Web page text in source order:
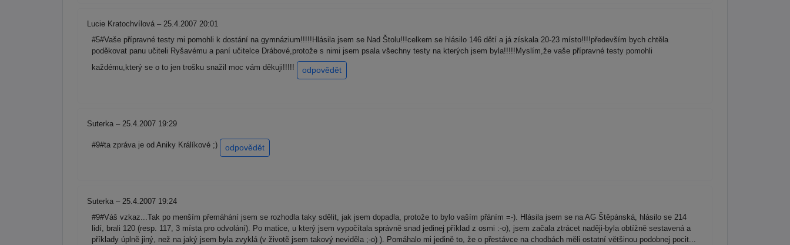
Lucie Kratochvílová – 25.4.2007 20:01
#5#Vaše přípravné testy mi pomohli k dostání na gymnázium!!!!!Hlásila jsem se Nad Štolu!!!celkem se hlásilo 146 dětí a já získala 20-23 místo!!!!především bych chtěla
poděkovat panu učiteli Ryšavému a paní učitelce Drábové,protože s nimi jsem psala všechny testy na kterých jsem byla!!!!!Myslím,že vaše přípravné testy pomohli
každému,který se o to jen trošku snažil moc vám děkuji!!!!!
odpovědět
Suterka – 25.4.2007 19:29
#9#ta zpráva je od Aniky Králíkové ;) odpovědět
Suterka – 25.4.2007 19:24
#9#Váš vzkaz...Tak po menším přemáhání jsem se rozhodla taky sdělit, jak jsem dopadla, protože to bylo vaším přáním =-). Hlásila jsem se na AG Štěpánská, hlásilo se 214
lidí, brali 120 (resp. 117, 3 místa pro odvolání). Po matice, u který jsem vypočítala správně snad jedinej příklad z osmi :-o), jsem začala ztrácet naději-byla obtížně sestavená a
příklady úplně jiný, než na jaký jsem byla zvyklá (v životě jsem takový neviděla ;-o) ). Pomáhalo mi jedině to, že o přestávce na chodbách měli ostatní většinou podobnej pocit...